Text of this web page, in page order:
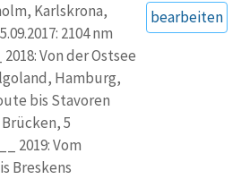
Karlskrona,
2104 nm
Von der Ostsee
Hamburg,
bis Stavoren
Brücken, 5
2019: Vom
Breskens
bearbeiten